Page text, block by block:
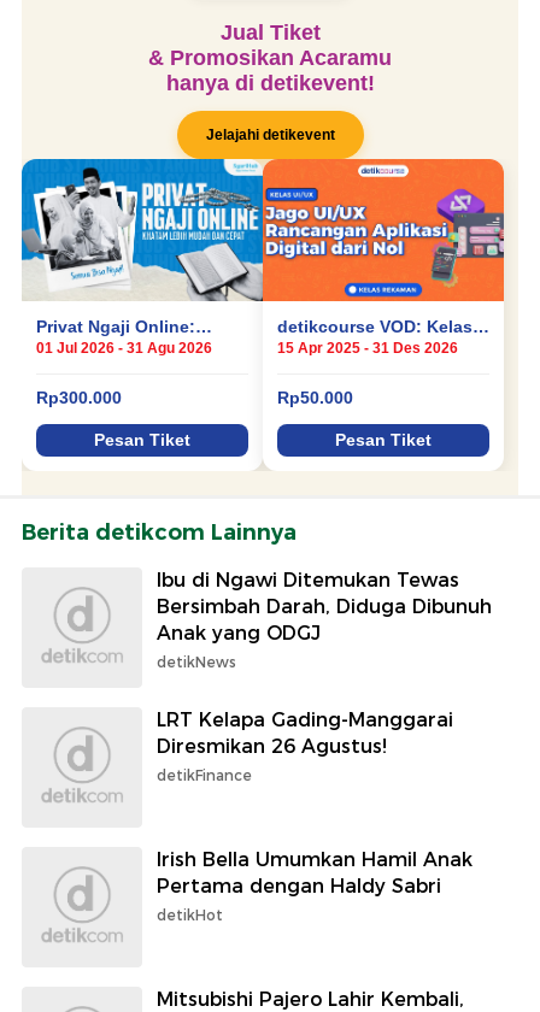
Berita detikcom Lainnya
Ibu di Ngawi Ditemukan Tewas
Bersimbah Darah, Diduga Dibunuh
Anak yang ODGJ
detikNews
LRT Kelapa Gading-Manggarai
Diresmikan 26 Agustus!
detikFinance
Irish Bella Umumkan Hamil Anak
Pertama dengan Haldy Sabri
detikHot
Mitsubishi Pajero Lahir Kembali,